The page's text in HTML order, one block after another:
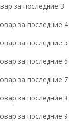
за последние 3
за последние 4
за последние 5
за последние 6
за последние 7
за последние 8
за последние 9